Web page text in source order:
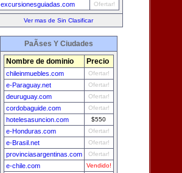
excursionesguiadas.com Ofertar!
Ver mas de Sin Clasificar
PaÃ­ses Y Ciudades
Nombre de dominio Precio
chileinmuebles.com Ofertar!
e-Paraguay.net Ofertar!
deuruguay.com Ofertar!
cordobaguide.com Ofertar!
hotelesasuncion.com $550
e-Honduras.com Ofertar!
e-Brasil.net Ofertar!
provinciasargentinas.com Ofertar!
e-chile.com Vendido!